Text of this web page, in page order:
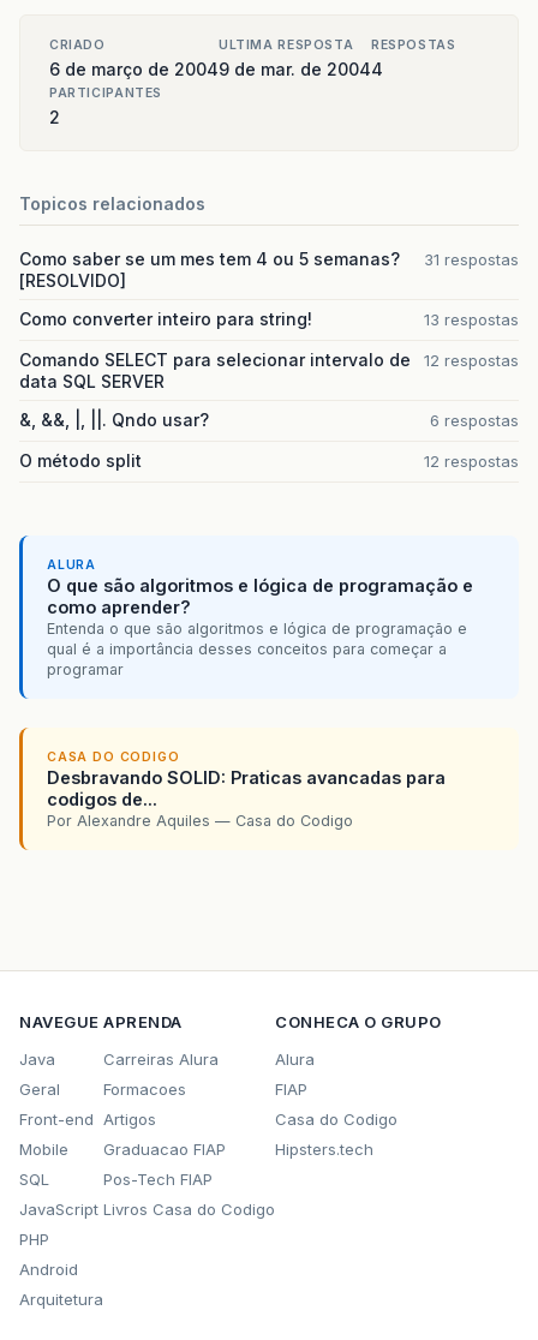
CRIADO
6 de março de 2004
ULTIMA RESPOSTA
9 de mar. de 2004
RESPOSTAS
4
PARTICIPANTES
2
Topicos relacionados
Como saber se um mes tem 4 ou 5 semanas?
[RESOLVIDO]
31 respostas
Como converter inteiro para string! 13 respostas
Comando SELECT para selecionar intervalo de
data SQL SERVER
12 respostas
&, &&, |, ||. Qndo usar? 6 respostas
O método split 12 respostas
ALURA
O que são algoritmos e lógica de programação e
como aprender?
Entenda o que são algoritmos e lógica de programação e
qual é a importância desses conceitos para começar a
programar
CASA DO CODIGO
Desbravando SOLID: Praticas avancadas para
codigos de...
Por Alexandre Aquiles — Casa do Codigo
NAVEGUE
Java
Geral
Front-end
Mobile
SQL
JavaScript
PHP
Android
Arquitetura
APRENDA
Carreiras Alura
Formacoes
Artigos
Graduacao FIAP
Pos-Tech FIAP
Livros Casa do Codigo
CONHECA O GRUPO
Alura
FIAP
Casa do Codigo
Hipsters.tech